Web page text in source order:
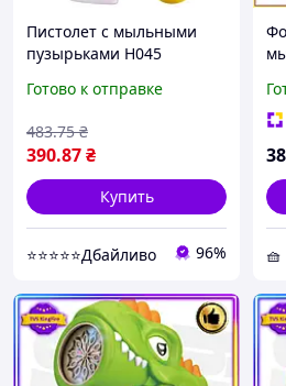
Пистолет с мыльными
пузырьками H045
жёлтый ABS-пластик 50
Готово к отправке
390.87₴
483.75 ₴
Купить
⭐⭐⭐⭐⭐Дбайливо 96%